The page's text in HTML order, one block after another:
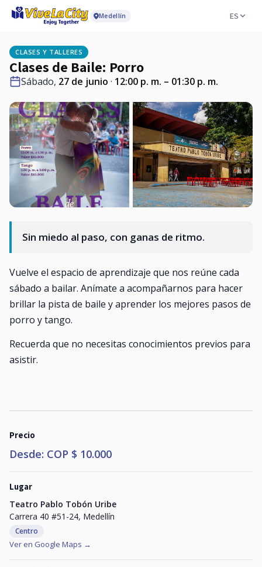
Medellín ES
CLASES Y TALLERES
Clases de Baile: Porro
Sábado, 27 de junio · 12:00 p. m. – 01:30 p. m.
Sin miedo al paso, con ganas de ritmo.
Vuelve el espacio de aprendizaje que nos reúne cada
sábado a bailar. Anímate a acompañarnos para hacer
brillar la pista de baile y aprender los mejores pasos de
porro y tango.
Recuerda que no necesitas conocimientos previos para
asistir.
Precio
Desde: COP $ 10.000
Lugar
Teatro Pablo Tobón Uribe
Carrera 40 #51-24, Medellín
Centro
Ver en Google Maps →